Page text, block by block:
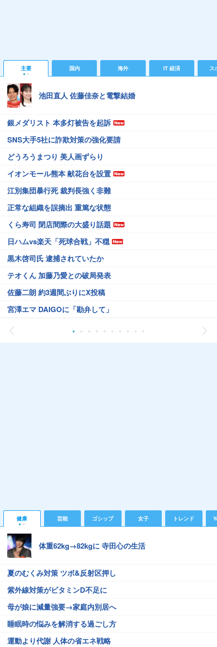
主要 国内 海外 IT 経済 ス
池田直人 佐藤佳奈と電撃結婚
銀メダリスト 本多灯被告を起訴
SNS大手5社に詐欺対策の強化要請
どうろうまつり 美人画ずらり
イオンモール熊本 献花台を設置
江別集団暴行死 裁判長強く非難
正常な組織を誤摘出 重篤な状態
くら寿司 閉店間際の大盛り話題
日ハムvs楽天「死球合戦」不穏
黒木啓司氏 逮捕されていたか
テオくん 加藤乃愛との破局発表
佐藤二朗 約3週間ぶりにX投稿
宮澤エマ DAIGOに「勘弁して」
健康 芸能 ゴシップ 女子 トレンド
体重62kg→82kgに 寺田心の生活
夏のむくみ対策 ツボ&反射区押し
紫外線対策がビタミンD不足に
母が娘に減量強要→家庭内別居へ
睡眠時の悩みを解消する過ごし方
運動より代謝 人体の省エネ戦略